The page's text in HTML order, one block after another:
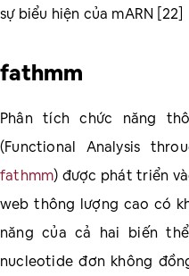
sự biểu hiện của mARN [22]
fathmm
Phân tích chức năng
(Functional Analysis
fathmm) được phát triển
web thông lượng cao có
năng của cả hai biến
nucleotide đơn không